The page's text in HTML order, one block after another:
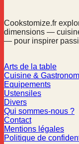
Cookstomize.fr
dimensions —
— pour inspirer
Arts de la table
Cuisine &
Equipements
Ustensiles
Divers
Qui sommes-nous ?
Contact
Mentions légales
Politique de